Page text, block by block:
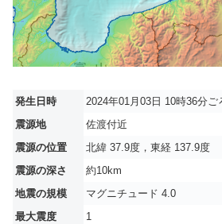
発生日時
2024年01月03日 10時36分ご
震源地
佐渡付近
震源の位置
北緯 37.9度，東経 137.9度
震源の深さ
約10km
地震の規模
マグニチュード 4.0
最大震度
1